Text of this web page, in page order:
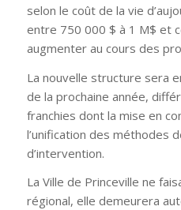
selon le coût de la vie
entre 750 000 $ à 1 M$ et
augmenter au cours des
La nouvelle structure sera
de la prochaine année,
franchies dont la mise en
l’unification des méthodes
d’intervention.
La Ville de Princeville ne
régional, elle demeurera